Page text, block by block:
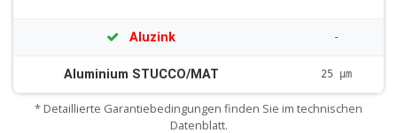
Aluzink -
Aluminium STUCCO/MAT 25 µm
* Detaillierte Garantiebedingungen finden Sie im technischen
Datenblatt.